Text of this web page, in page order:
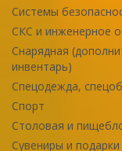
Системы
СКС и инженерное
Снарядная
инвентарь)
Спецодежда,
Спорт
Столовая и
Сувениры и подарки